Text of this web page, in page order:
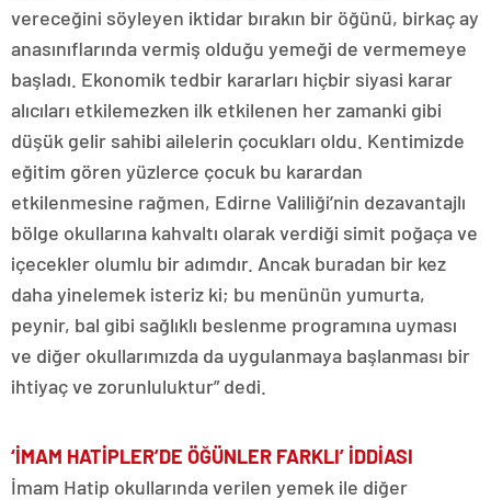
vereceğini söyleyen iktidar bırakın bir öğünü, birkaç ay
anasınıflarında vermiş olduğu yemeği de vermemeye
başladı. Ekonomik tedbir kararları hiçbir siyasi karar
alıcıları etkilemezken ilk etkilenen her zamanki gibi
düşük gelir sahibi ailelerin çocukları oldu. Kentimizde
eğitim gören yüzlerce çocuk bu karardan
etkilenmesine rağmen, Edirne Valiliği’nin dezavantajlı
bölge okullarına kahvaltı olarak verdiği simit poğaça ve
içecekler olumlu bir adımdır. Ancak buradan bir kez
daha yinelemek isteriz ki; bu menünün yumurta,
peynir, bal gibi sağlıklı beslenme programına uyması
ve diğer okullarımızda da uygulanmaya başlanması bir
ihtiyaç ve zorunluluktur” dedi.
‘İMAM HATİPLER’DE ÖĞÜNLER FARKLI’ İDDİASI
İmam Hatip okullarında verilen yemek ile diğer